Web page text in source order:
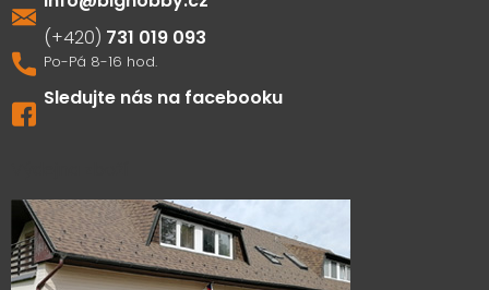
731 019 093
Sledujte nás na facebooku